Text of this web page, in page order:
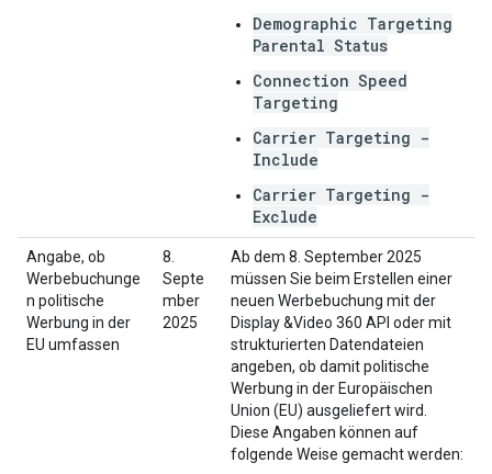
Demographic Targeting
Parental Status
Connection Speed
Targeting
Carrier Targeting -
Include
Carrier Targeting -
Exclude
Angabe, ob
Werbebuchunge
n politische
Werbung in der
EU umfassen
8.
Septe
mber
2025
Ab dem 8. September 2025
müssen Sie beim Erstellen einer
neuen Werbebuchung mit der
Display &Video 360 API oder mit
strukturierten Datendateien
angeben, ob damit politische
Werbung in der Europäischen
Union (EU) ausgeliefert wird.
Diese Angaben können auf
folgende Weise gemacht werden: